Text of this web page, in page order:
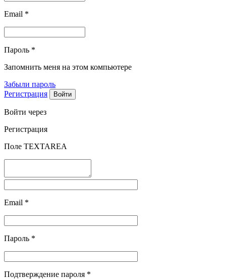
Email *
Пароль *
Запомнить меня на этом компьютере
Забыли пароль
Регистрация
Войти через
Регистрация
Поле TEXTAREA
Email *
Пароль *
Подтверждение пароля *